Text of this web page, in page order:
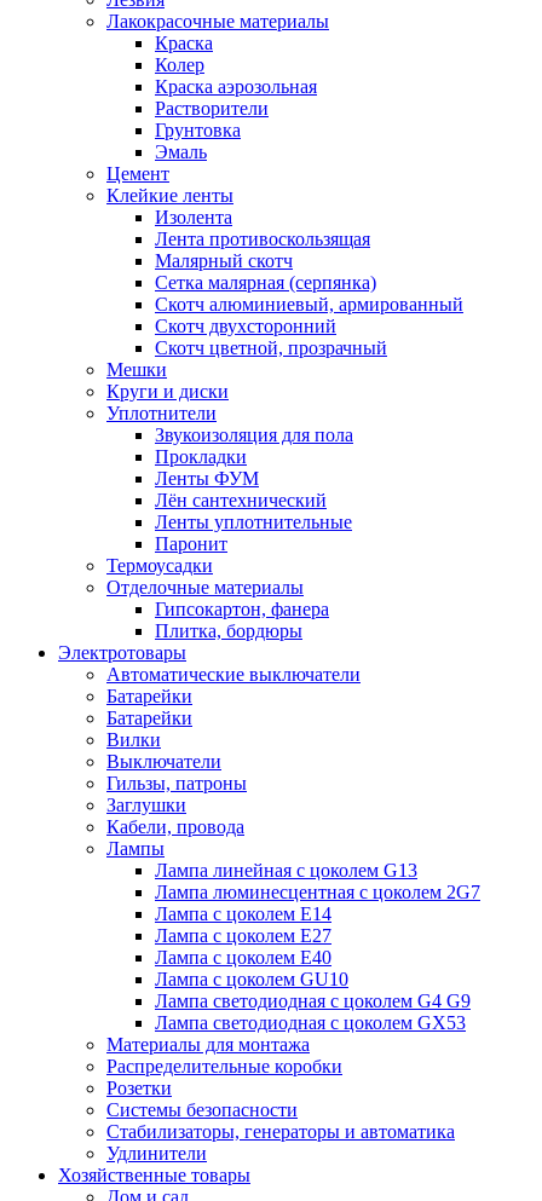
Лакокрасочные материалы
Краска
Колер
Краска аэрозольная
Растворители
Грунтовка
Эмаль
Цемент
Клейкие ленты
Изолента
Лента противоскользящая
Малярный скотч
Сетка малярная (серпянка)
Скотч алюминиевый, армированный
Скотч двухсторонний
Скотч цветной, прозрачный
Мешки
Круги и диски
Уплотнители
Звукоизоляция для пола
Прокладки
Ленты ФУМ
Лён сантехнический
Ленты уплотнительные
Паронит
Термоусадки
Отделочные материалы
Гипсокартон, фанера
Плитка, бордюры
Электротовары
Автоматические выключатели
Батарейки
Батарейки
Вилки
Выключатели
Гильзы, патроны
Заглушки
Кабели, провода
Лампы
Лампа линейная с цоколем G13
Лампа люминесцентная с цоколем 2G7
Лампа с цоколем E14
Лампа с цоколем E27
Лампа с цоколем E40
Лампа с цоколем GU10
Лампа светодиодная с цоколем G4 G9
Лампа светодиодная с цоколем GX53
Материалы для монтажа
Распределительные коробки
Розетки
Системы безопасности
Стабилизаторы, генераторы и автоматика
Удлинители
Хозяйственные товары
Дом и сад